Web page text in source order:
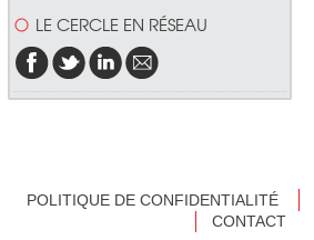
LE CERCLE EN RÉSEAU
POLITIQUE DE CONFIDENTIALITÉ
CONTACT